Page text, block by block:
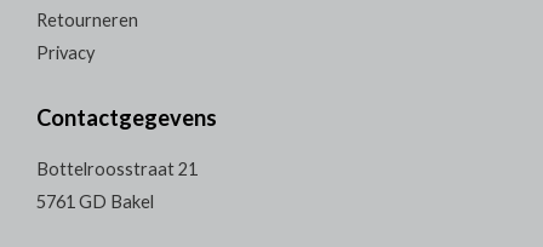
Retourneren
Privacy
Contactgegevens
Bottelroosstraat 21
5761 GD Bakel